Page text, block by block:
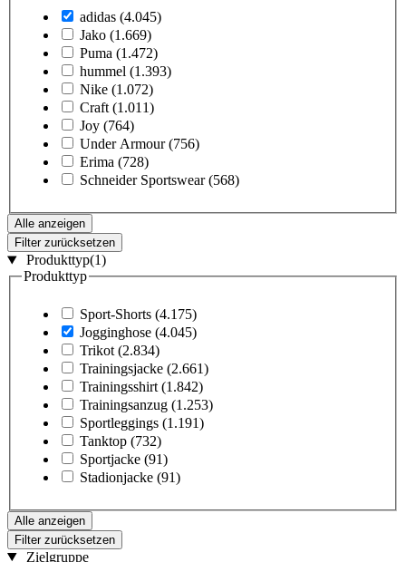
adidas (4.045)
Jako (1.669)
Puma (1.472)
hummel (1.393)
Nike (1.072)
Craft (1.011)
Joy (764)
Under Armour (756)
Erima (728)
Schneider Sportswear (568)
Alle anzeigen
Filter zurücksetzen
Produkttyp(1)
Produkttyp
Sport-Shorts (4.175)
Jogginghose (4.045)
Trikot (2.834)
Trainingsjacke (2.661)
Trainingsshirt (1.842)
Trainingsanzug (1.253)
Sportleggings (1.191)
Tanktop (732)
Sportjacke (91)
Stadionjacke (91)
Alle anzeigen
Filter zurücksetzen
Zielgruppe